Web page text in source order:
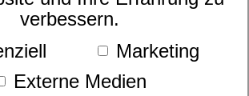
verbessern.
Marketing
Externe Medien
Jeder liegt anders. Und weil
Kopfsache ist, braucht jeder ein
Kissen, das den sensiblen